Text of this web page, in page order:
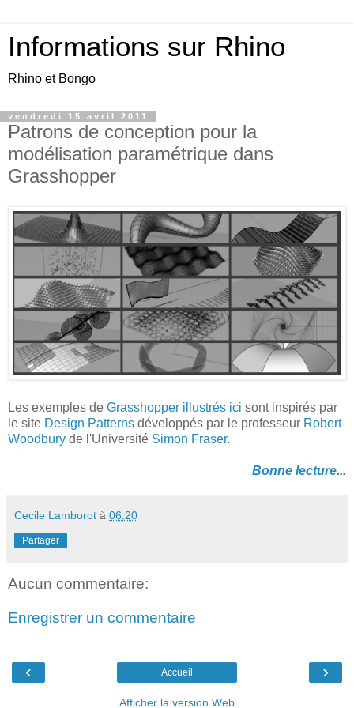
Informations sur Rhino
Rhino et Bongo
vendredi 15 avril 2011
Patrons de conception pour la
modélisation paramétrique dans
Grasshopper
Les exemples de Grasshopper illustrés ici sont inspirés par
le site Design Patterns développés par le professeur Robert
Woodbury de l'Université Simon Fraser.
Bonne lecture...
Cecile Lamborot à 06:20
Partager
Aucun commentaire:
Enregistrer un commentaire
‹ ›
Accueil
Afficher la version Web